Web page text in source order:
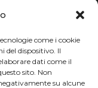
come i cookie
del dispositivo. Il
dati come il
sito. Non
su alcune
SKICROSS
SPRINT